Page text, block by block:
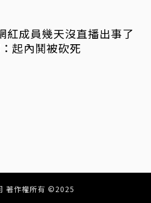
紅成員幾天沒直播出事了
起內鬨被砍死
著作權所有 ©2025